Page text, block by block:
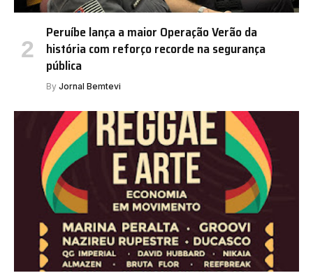
Peruíbe lança a maior Operação Verão da
história com reforço recorde na segurança
pública
By Jornal Bemtevi